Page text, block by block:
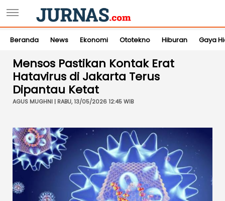
Beranda News Ekonomi Ototekno Hiburan Gaya
Mensos Pastikan Kontak Erat
Hatavirus di Jakarta Terus
Dipantau Ketat
AGUS MUGHNI | RABU, 13/05/2026 12:45 WIB